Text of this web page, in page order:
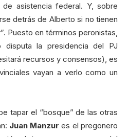
de asistencia federal. Y, sobre
detrás de Alberto si no tienen
Puesto en términos peronistas,
la presidencia del PJ
recursos y consensos), es
vayan a verlo como un
tapar el “bosque” de las otras
Juan Manzur es el pregonero